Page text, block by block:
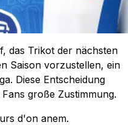
das Trikot der nächsten
Saison vorzustellen, ein
Diese Entscheidung
große Zustimmung.
d'on anem.